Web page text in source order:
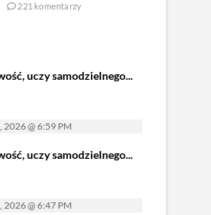
221 komentarzy
uczy samodzielnego...
2026 @ 6:59 PM
uczy samodzielnego...
2026 @ 6:47 PM